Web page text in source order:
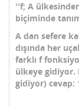
''f; A
biçiminde
A dan sefere
dışında her
farklı f
ülkeye gidiyor.
gidiyor) cevap: